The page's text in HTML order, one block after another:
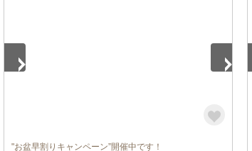
"お盆早割りキャンペーン”開催中です！